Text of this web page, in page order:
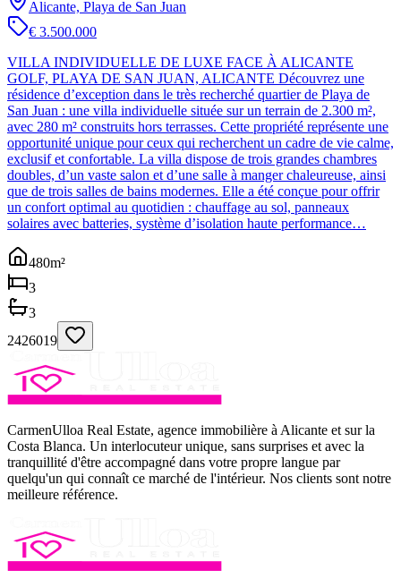
Alicante, Playa de San Juan
€ 3.500.000
VILLA INDIVIDUELLE DE LUXE FACE À ALICANTE
GOLF, PLAYA DE SAN JUAN, ALICANTE Découvrez une
résidence d’exception dans le très recherché quartier de Playa de
San Juan : une villa individuelle située sur un terrain de 2.300 m²,
avec 280 m² construits hors terrasses. Cette propriété représente une
opportunité unique pour ceux qui recherchent un cadre de vie calme,
exclusif et confortable. La villa dispose de trois grandes chambres
doubles, d’un vaste salon et d’une salle à manger chaleureuse, ainsi
que de trois salles de bains modernes. Elle a été conçue pour offrir
un confort optimal au quotidien : chauffage au sol, panneaux
solaires avec batteries, système d’isolation haute performance…
480m²
3
3
2426019
CarmenUlloa Real Estate, agence immobilière à Alicante et sur la
Costa Blanca. Un interlocuteur unique, sans surprises et avec la
tranquillité d'être accompagné dans votre propre langue par
quelqu'un qui connaît ce marché de l'intérieur. Nos clients sont notre
meilleure référence.